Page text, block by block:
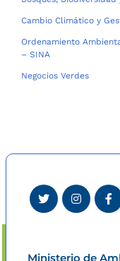
Cambio Climático y
Ordenamiento
– SINA
Negocios Verdes
Ministerio de